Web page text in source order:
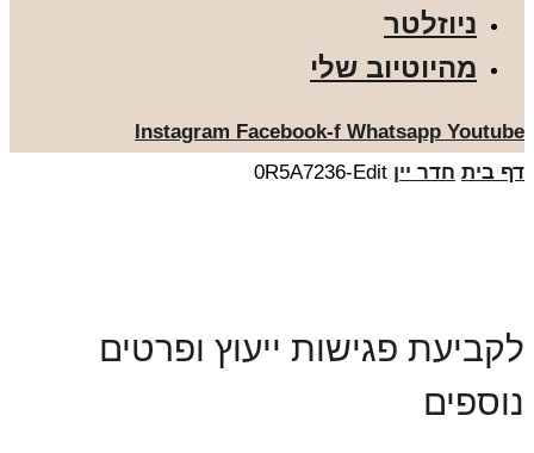
ניוזלטר
מהיוטיוב שלי
Instagram Facebook-f Whatsapp Youtube
דף בית חדר יין 0R5A7236-Edit
לקביעת פגישות ייעוץ ופרטים
נוספים